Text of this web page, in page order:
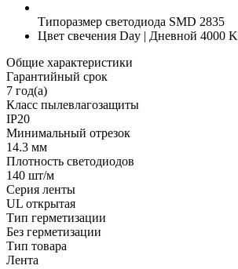
Типоразмер светодиода SMD 2835
Цвет свечения Day | Дневной 4000 K
Общие характеристики
Гарантийный срок
7 год(а)
Класс пылевлагозащиты
IP20
Минимальный отрезок
14.3 мм
Плотность светодиодов
140 шт/м
Серия ленты
UL открытая
Тип герметизации
Без герметизации
Тип товара
Лента